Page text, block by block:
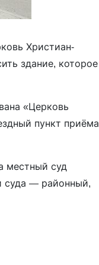
Христиан-
здание, которое
«Церковь
пункт приёма
местный суд
суда — районный,